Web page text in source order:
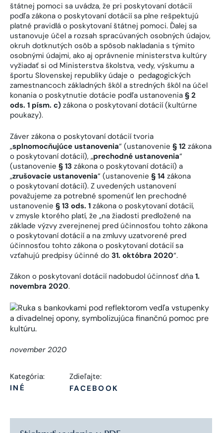
štátnej pomoci sa uvádza, že pri poskytovaní dotácií
podľa zákona o poskytovaní dotácií sa plne rešpektujú
platné pravidlá o poskytovaní štátnej pomoci. Ďalej sa
ustanovuje účel a rozsah spracúvaných osobných údajov,
okruh dotknutých osôb a spôsob nakladania s týmito
osobnými údajmi, ako aj oprávnenie ministerstva kultúry
vyžiadať si od Ministerstva školstva, vedy, výskumu a
športu Slovenskej republiky údaje o pedagogických
zamestnancoch základných škôl a stredných škôl na účel
konania o poskytnutie dotácie podľa ustanovenia § 2
ods. 1 písm. c) zákona o poskytovaní dotácií (kultúrne
poukazy).
Záver zákona o poskytovaní dotácií tvoria
„splnomocňujúce ustanovenia“ (ustanovenie § 12 zákona
o poskytovaní dotácií), „prechodné ustanovenia“
(ustanovenie § 13 zákona o poskytovaní dotácií) a
„zrušovacie ustanovenia“ (ustanovenie § 14 zákona
o poskytovaní dotácií). Z uvedených ustanovení
považujeme za potrebné spomenúť len prechodné
ustanovenie § 13 ods. 1 zákona o poskytovaní dotácií,
v zmysle ktorého platí, že „na žiadosti predložené na
základe výzvy zverejnenej pred účinnosťou tohto zákona
o poskytovaní dotácií a na zmluvy uzatvorené pred
účinnosťou tohto zákona o poskytovaní dotácií sa
vzťahujú predpisy účinné do 31. októbra 2020“.
Zákon o poskytovaní dotácií nadobudol účinnosť dňa 1.
novembra 2020.
november 2020
Kategória:
INÉ
Zdieľajte:
FACEBOOK